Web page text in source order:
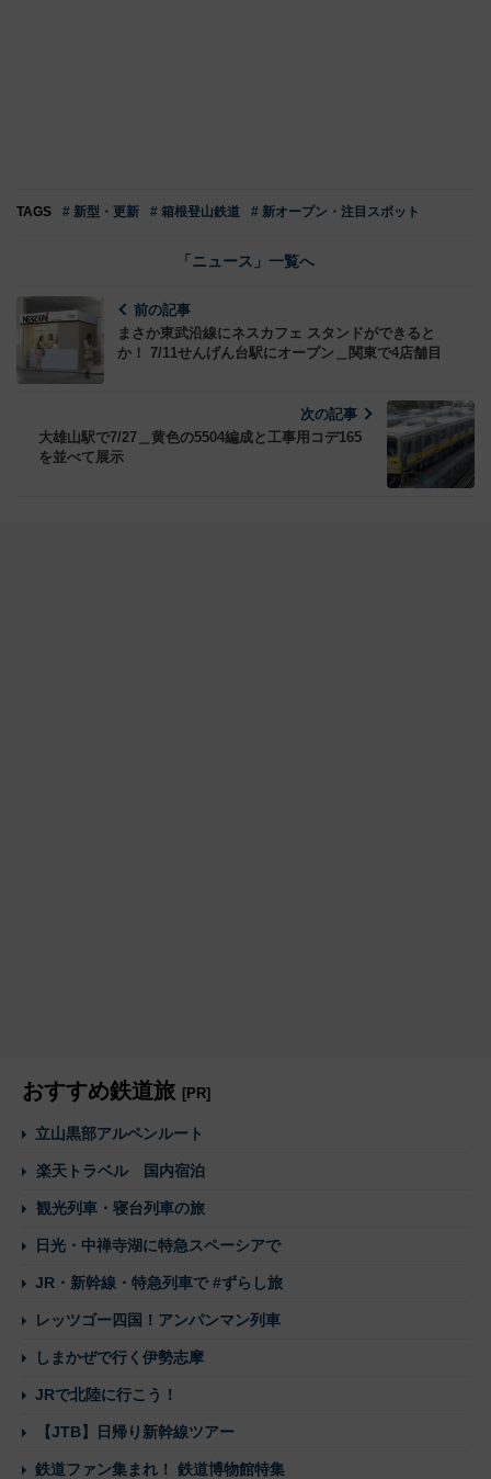
TAGS # 新型・更新 # 箱根登山鉄道 # 新オープン・注目スポット
「ニュース」一覧へ
前の記事
まさか東武沿線にネスカフェ スタンドができると
か！ 7/11せんげん台駅にオープン＿関東で4店舗目
次の記事
大雄山駅で7/27＿黄色の5504編成と工事用コデ165
を並べて展示
おすすめ鉄道旅 [PR]
立山黒部アルペンルート
楽天トラベル 国内宿泊
観光列車・寝台列車の旅
日光・中禅寺湖に特急スペーシアで
JR・新幹線・特急列車で #ずらし旅
レッツゴー四国！アンパンマン列車
しまかぜで行く伊勢志摩
JRで北陸に行こう！
【JTB】日帰り新幹線ツアー
鉄道ファン集まれ！ 鉄道博物館特集